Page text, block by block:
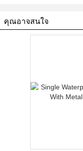
คุณอาจสนใจ